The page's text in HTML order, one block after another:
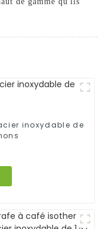
inoxydable de